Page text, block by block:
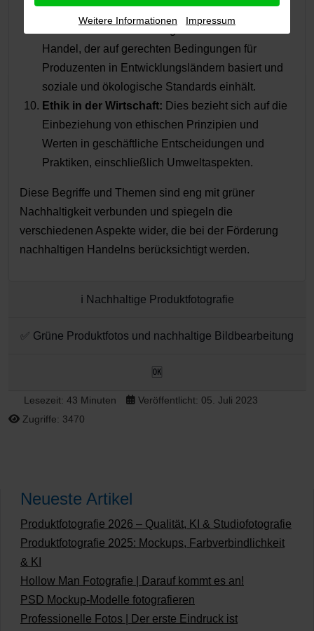
Dieser Begriff bezieht sich auf den
Handel, der auf gerechten Bedingungen für
Produzenten in Entwicklungsländern basiert und
soziale und ökologische Standards einhält.
Ethik in der Wirtschaft: Dies bezieht sich auf die
Einbeziehung von ethischen Prinzipien und
Werten in geschäftliche Entscheidungen und
Praktiken, einschließlich Umweltaspekten.
Diese Begriffe und Themen sind eng mit grüner
Nachhaltigkeit verbunden und spiegeln die
verschiedenen Aspekte wider, die bei der Förderung
nachhaltigen Handelns berücksichtigt werden.
ℹ️ Nachhaltige Produktfotografie
✅ Grüne Produktfotos und nachhaltige Bildbearbeitung
🆗
Lesezeit: 43 Minuten
Veröffentlicht: 05. Juli 2023
Zugriffe: 3470
Neueste Artikel
Produktfotografie 2026 – Qualität, KI & Studiofotografie
Produktfotografie 2025: Mockups, Farbverbindlichkeit
& KI
Hollow Man Fotografie | Darauf kommt es an!
PSD Mockup-Modelle fotografieren
Professionelle Fotos | Der erste Eindruck ist
Weitere Informationen Impressum